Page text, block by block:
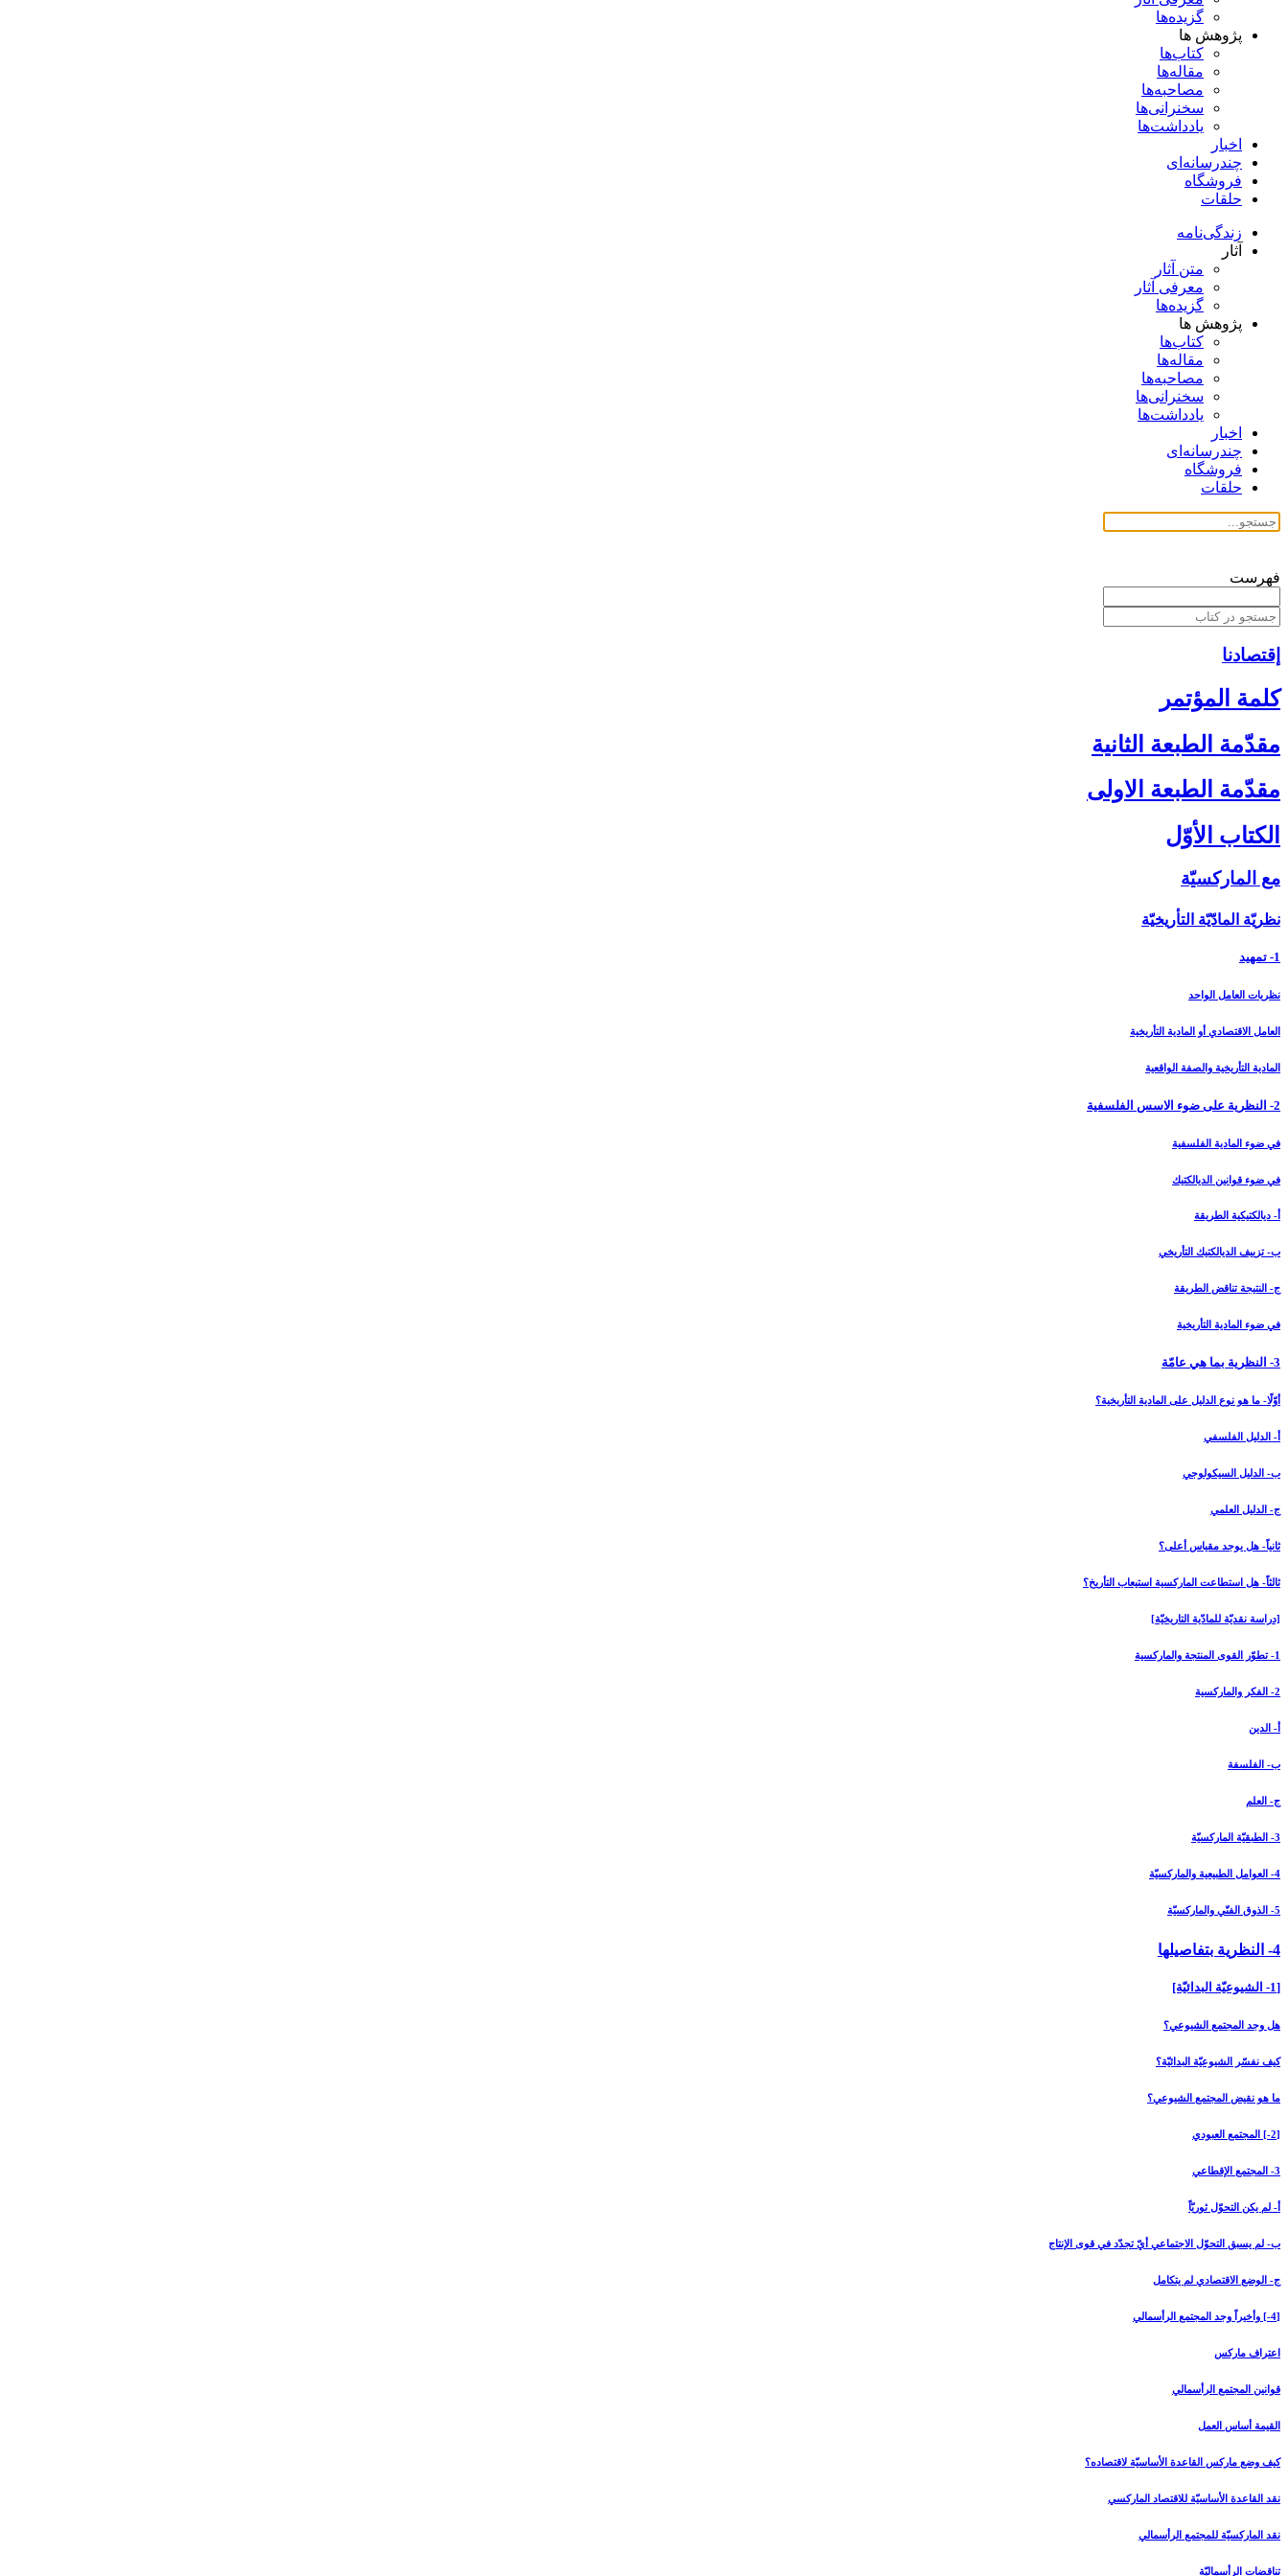
گزیده‌ها
پژوهش ها
کتاب‌ها
مقاله‌ها
مصاحبه‌ها
سخنرانی‌ها
یادداشت‌ها
اخبار
چندرسانه‌ای
فروشگاه
حلقات
زندگی‌نامه
آثار
متن آثار
معرفی آثار
گزیده‌ها
پژوهش ها
کتاب‌ها
مقاله‌ها
مصاحبه‌ها
سخنرانی‌ها
یادداشت‌ها
اخبار
چندرسانه‌ای
فروشگاه
حلقات
فهرست
إقتصادنا
كلمة المؤتمر
مقدّمة الطبعة الثانية
مقدّمة الطبعة الاولى‏
الكتاب الأوّل‏
مع الماركسيّة
نظريّة المادّيّة التأريخيّة
1- تمهيد
نظريات العامل الواحد
العامل الاقتصادي أو المادية التأريخية
المادية التأريخية والصفة الواقعية
2- النظرية على ضوء الاسس الفلسفية
في ضوء المادية الفلسفية
في ضوء قوانين الديالكتيك
أ- ديالكتيكية الطريقة
ب- تزييف الديالكتيك التأريخي
ج- النتيجة تناقض الطريقة
في ضوء المادية التأريخية
3- النظرية بما هي عامّة
أوّلًا- ما هو نوع الدليل على المادية التأريخية؟
أ- الدليل الفلسفي
ب- الدليل السيكولوجي
ج- الدليل العلمي
ثانياً- هل يوجد مقياس أعلى؟
ثالثاً- هل استطاعت الماركسية استيعاب التأريخ؟
[دراسة نقديّة للمادّية التاريخيّة]
1- تطوّر القوى المنتجة والماركسية
2- الفكر والماركسية
أ- الدين
ب- الفلسفة
ج- العلم
3- الطبقيّة الماركسيّة
4- العوامل الطبيعية والماركسيّة
5- الذوق الفنّي والماركسيّة
4- النظرية بتفاصيلها
[1- الشيوعيّة البدائيّة]
هل وجد المجتمع الشيوعي؟
كيف نفسّر الشيوعيّة البدائيّة؟
ما هو نقيض المجتمع الشيوعي؟
[2-] المجتمع العبودي‏
3- المجتمع الإقطاعي‏
أ- لم يكن التحوّل ثوريّاً
ب- لم يسبق التحوّل الاجتماعي أيّ تجدّد في قوى الإنتاج
ج- الوضع الاقتصادي لم يتكامل
[4-] وأخيراً وجد المجتمع الرأسمالي‏
اعتراف ماركس
قوانين المجتمع الرأسمالي
القيمة أساس العمل
كيف وضع ماركس القاعدة الأساسيّة لاقتصاده؟
نقد القاعدة الأساسيّة للاقتصاد الماركسي
نقد الماركسيّة للمجتمع الرأسمالي
تناقضات الرأسماليّة